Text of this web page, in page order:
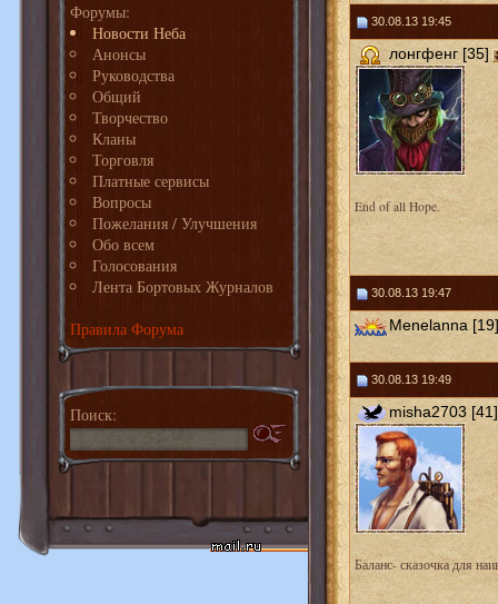
Форумы:
Новости Неба
Анонсы
Руководства
Общий
Творчество
Кланы
Торговля
Платные сервисы
Вопросы
Пожелания / Улучшения
Обо всем
Голосования
Лента Бортовых Журналов
Правила Форума
Поиск:
30.08.13 19:45
лонгфенг [35]
End of all Hope.
30.08.13 19:47
Menelanna [19]
30.08.13 19:49
misha2703 [41]
Баланс- сказочка для